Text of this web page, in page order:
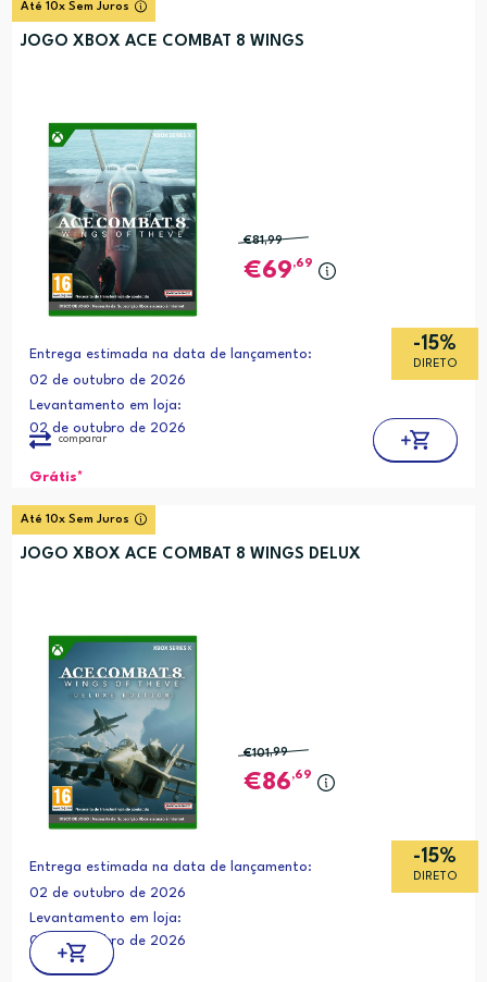
Até 10x Sem Juros
JOGO XBOX ACE COMBAT 8 WINGS
-15%
DIRETO
€81,99
69,69
Entrega estimada na data de lançamento:
02 de outubro de 2026
Levantamento em loja:
02 de outubro de 2026
Grátis*
comparar
Até 10x Sem Juros
JOGO XBOX ACE COMBAT 8 WINGS DELUX
-15%
DIRETO
€101,99
86,69
Entrega estimada na data de lançamento:
02 de outubro de 2026
Levantamento em loja:
02 de outubro de 2026